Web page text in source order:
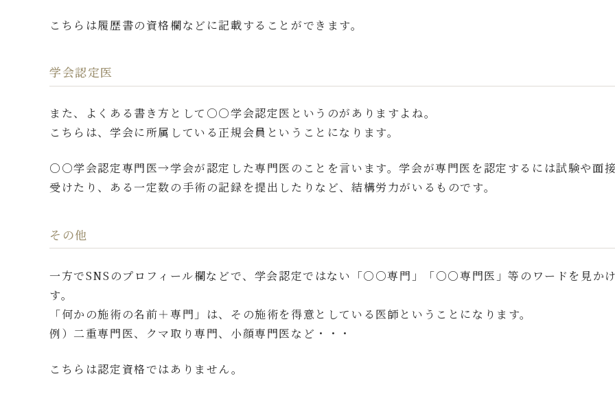
こちらは履歴書の資格欄などに記載することができます。
学会認定医
また、よくある書き方として○○学会認定医というのがありますよね。
こちらは、学会に所属している正規会員ということになります。
○○学会認定専門医→学会が認定した専門医のことを言います。学会が専門医を認定するには試験や面
受けたり、ある一定数の手術の記録を提出したりなど、結構労力がいるものです。
その他
一方でSNSのプロフィール欄などで、学会認定ではない「○○専門」「○○専門医」等のワードを見か
す。
「何かの施術の名前＋専門」は、その施術を得意としている医師ということになります。
例）二重専門医、クマ取り専門、小顔専門医など・・・
こちらは認定資格ではありません。